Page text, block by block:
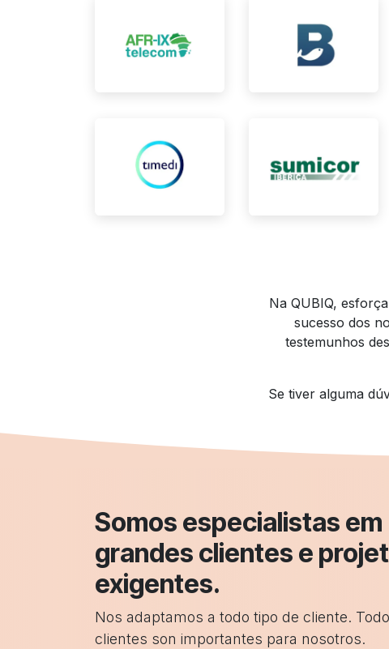
Na QUBIQ,
sucesso dos
testemunhos
Se tiver alguma
Somos especialistas em
grandes clientes e
exigentes.
Nos adaptamos a todo tipo de cliente.
clientes son importantes para nosotros.